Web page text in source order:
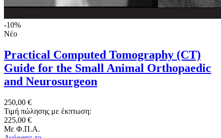
-10%
Νέο
Practical Computed Tomography (CT)
Guide for the Small Animal Orthopaedic
and Neurosurgeon
250,00 €
Τιμή πώλησης με έκπτωση:
225,00 €
Με Φ.Π.Α.